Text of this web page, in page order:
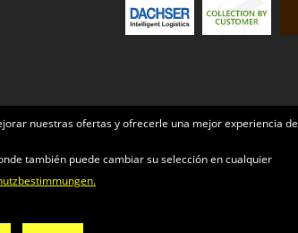
nuestras ofertas y ofrecerle una mejor experiencia de
también puede cambiar su selección en cualquier